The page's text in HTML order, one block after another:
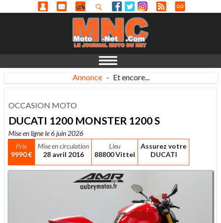
Annonce - Et encore...
OCCASION MOTO
DUCATI 1200 MONSTER 1200 S
Mise en ligne le 6 juin 2026
Prix
9990 €
Mise en circulation
28 avril 2016
Lieu
88800 Vittel
Assurez votre
DUCATI